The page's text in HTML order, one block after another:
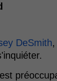
DeSmith